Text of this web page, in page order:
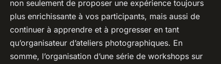
non seulement de proposer une expérience toujours
plus enrichissante à vos participants, mais aussi de
continuer à apprendre et à progresser en tant
qu’organisateur d’ateliers photographiques. En
somme, l’organisation d’une série de workshops sur